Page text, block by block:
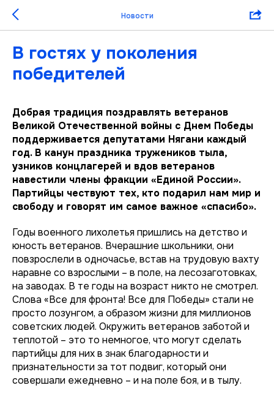
Новости
В гостях у поколения
победителей
Добрая традиция поздравлять ветеранов
Великой Отечественной войны с Днем Победы
поддерживается депутатами Нягани каждый
год. В канун праздника тружеников тыла,
узников концлагерей и вдов ветеранов
навестили члены фракции «Единой России».
Партийцы чествуют тех, кто подарил нам мир и
свободу и говорят им самое важное «спасибо».
Годы военного лихолетья пришлись на детство и
юность ветеранов. Вчерашние школьники, они
повзрослели в одночасье, встав на трудовую вахту
наравне со взрослыми – в поле, на лесозаготовках,
на заводах. В те годы на возраст никто не смотрел.
Слова «Все для фронта! Все для Победы» стали не
просто лозунгом, а образом жизни для миллионов
советских людей. Окружить ветеранов заботой и
теплотой – это то немногое, что могут сделать
партийцы для них в знак благодарности и
признательности за тот подвиг, который они
совершали ежедневно – и на поле боя, и в тылу.